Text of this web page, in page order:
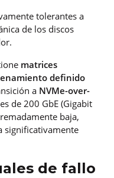
tolerantes a
de los discos
matrices
definido
a NVMe-over-
de 200 GbE (Gigabit
baja,
significativamente
de fallo